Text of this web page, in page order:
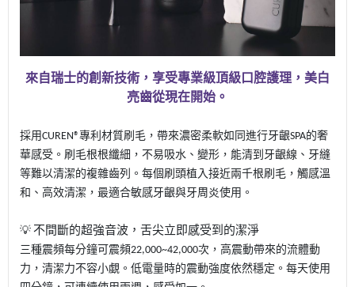
來自瑞士的創新技術，享受專業級頂級口腔護理，美白
亮齒從現在開始。
採用CUREN®專利材質刷毛，帶來濃密柔軟如同進行牙齦SPA的奢
華感受。刷毛根根纖細，不易吸水、變形，能清到牙齦線、牙縫
等難以清潔的複雜齒列。每個刷頭植入接近兩千根刷毛，觸感溫
和、高效清潔，最適合敏感牙齦與牙周炎使用。
💡 不間斷的超強音波，舌尖立即感受到的潔淨
三種震頻每分鐘可震頻22,000~42,000次，高震動帶來的流體動
力，清潔力不容小覷。低電量時的震動強度依然穩定。每天使用